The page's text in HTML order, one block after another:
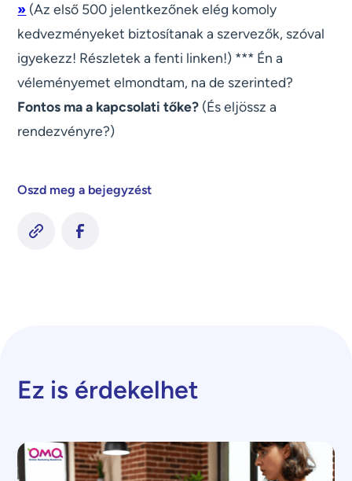
» (Az első 500 jelentkezőnek elég komoly
kedvezményeket biztosítanak a szervezők, szóval
igyekezz! Részletek a fenti linken!) *** Én a
véleményemet elmondtam, na de szerinted?
Fontos ma a kapcsolati tőke? (És eljössz a
rendezvényre?)
Oszd meg a bejegyzést
Ez is érdekelhet